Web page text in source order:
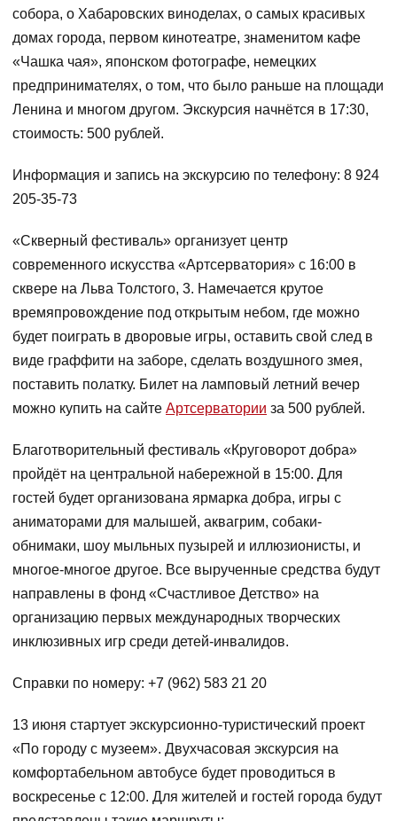
собора, о Хабаровских виноделах, о самых красивых
домах города, первом кинотеатре, знаменитом кафе
«Чашка чая», японском фотографе, немецких
предпринимателях, о том, что было раньше на площади
Ленина и многом другом. Экскурсия начнётся в 17:30,
стоимость: 500 рублей.
Информация и запись на экскурсию по телефону: 8 924
205-35-73
«Скверный фестиваль» организует центр
современного искусства «Артсерватория» с 16:00 в
сквере на Льва Толстого, 3. Намечается крутое
времяпровождение под открытым небом, где можно
будет поиграть в дворовые игры, оставить свой след в
виде граффити на заборе, сделать воздушного змея,
поставить полатку. Билет на ламповый летний вечер
можно купить на сайте Артсерватории за 500 рублей.
Благотворительный фестиваль «Круговорот добра»
пройдёт на центральной набережной в 15:00. Для
гостей будет организована ярмарка добра, игры с
аниматорами для малышей, аквагрим, собаки-
обнимаки, шоу мыльных пузырей и иллюзионисты, и
многое-многое другое. Все вырученные средства будут
направлены в фонд «Счастливое Детство» на
организацию первых международных творческих
инклюзивных игр среди детей-инвалидов. ‍
Справки по номеру: +7 (962) 583 21 20
13 июня стартует экскурсионно-туристический проект
«По городу с музеем». Двухчасовая экскурсия на
комфортабельном автобусе будет проводиться в
воскресенье с 12:00. Для жителей и гостей города будут